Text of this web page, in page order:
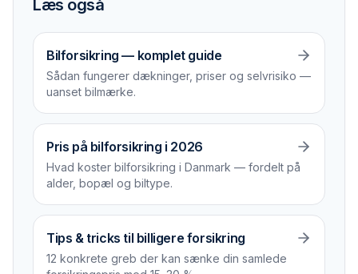
Læs også
Bilforsikring — komplet guide
Sådan fungerer dækninger, priser og selvrisiko —
uanset bilmærke.
Pris på bilforsikring i 2026
Hvad koster bilforsikring i Danmark — fordelt på
alder, bopæl og biltype.
Tips & tricks til billigere forsikring
12 konkrete greb der kan sænke din samlede